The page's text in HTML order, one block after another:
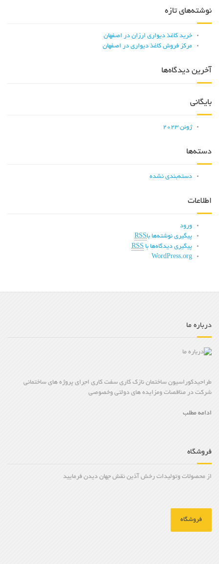
نوشته‌های تازه
خرید کاغذ دیواری ارزان در اصفهان
مرکز فروش کاغذ دیواری در اصفهان
آخرین دیدگاه‌ها
بایگانی
ژوئن 2023
دسته‌ها
دسته‌بندی نشده
اطلاعات
ورود
پیگیری نوشته‌ها باRSS
پیگیری دیدگاه‌ها با RSS
WordPress.org
درباره ما
طراحیدکوراسیون ساختمان نازک کاری سفت کاری اجرای پروژه های ساختمانی
شرکت در مناقصات ومزایده های دولتی وخصوصی
ادامه مطلب
فروشگاه
از محصولات وتولیدات رخش آذین نقش جهان دیدن فرمایید
فروشگاه